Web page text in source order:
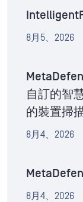
8月5、2026
自訂的智
的裝置掃
8月4、2026
8月4、2026